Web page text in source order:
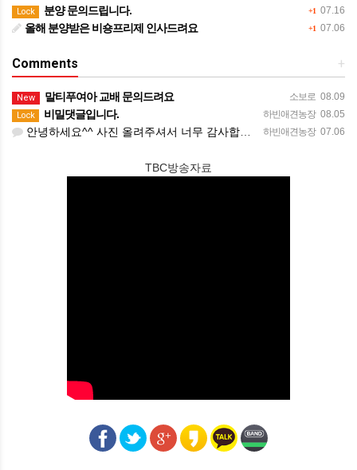
+1 07.16
Lock 분양 문의드립니다.
+1 07.06
올해 분양받은 비숑프리제 인사드려요
+
Comments
소보로 08.09
New 말티푸여아 교배 문의드려요
하빈애견농장 08.05
Lock 비밀댓글입니다.
하빈애견농장 07.06
안녕하세요^^ 사진 올려주셔서 너무 감사합니다. 강아지도 너무 행복해보이네요 늘 행복하시길 바랍니다! 감사합…
TBC방송자료